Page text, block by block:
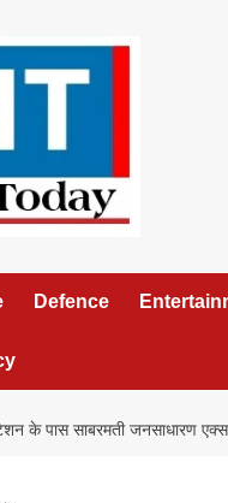
Defence
के पास साबरमती जनसाधारण